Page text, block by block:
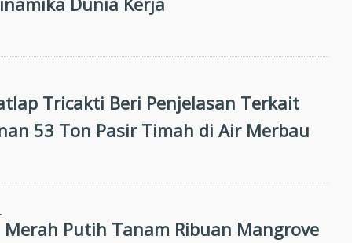
Tricakti Beri Penjelasan Terkait
53 Ton Pasir Timah di Air Merbau
Merah Putih Tanam Ribuan Mangrove